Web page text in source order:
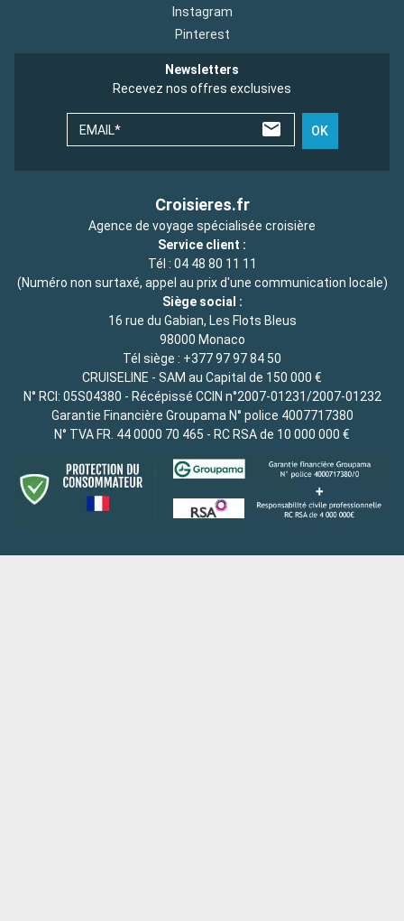
Instagram
Pinterest
Newsletters
Recevez nos offres exclusives
EMAIL* OK
Croisieres.fr
Agence de voyage spécialisée croisière
Service client :
Tél : 04 48 80 11 11
(Numéro non surtaxé, appel au prix d'une communication locale)
Siège social :
16 rue du Gabian, Les Flots Bleus
98000 Monaco
Tél siège : +377 97 97 84 50
CRUISELINE - SAM au Capital de 150 000 €
N° RCI: 05S04380 - Récépissé CCIN n°2007-01231/2007-01232
Garantie Financière Groupama N° police 4007717380
N° TVA FR. 44 0000 70 465 - RC RSA de 10 000 000 €